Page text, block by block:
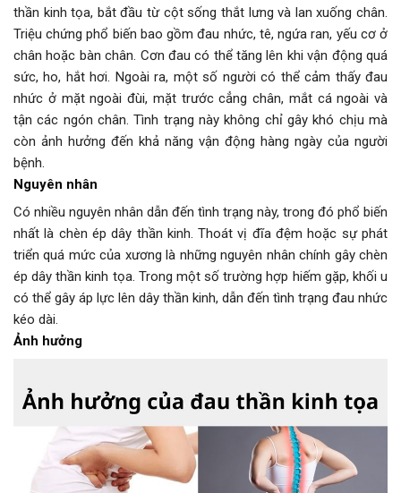
thần kinh tọa, bắt đầu từ cột sống thắt lưng và lan xuống chân.
Triệu chứng phổ biến bao gồm đau nhức, tê, ngứa ran, yếu cơ ở
chân hoặc bàn chân. Cơn đau có thể tăng lên khi vận động quá
sức, ho, hắt hơi. Ngoài ra, một số người có thể cảm thấy đau
nhức ở mặt ngoài đùi, mặt trước cẳng chân, mắt cá ngoài và
tận các ngón chân. Tình trạng này không chỉ gây khó chịu mà
còn ảnh hưởng đến khả năng vận động hàng ngày của người
bệnh.
Nguyên nhân
Có nhiều nguyên nhân dẫn đến tình trạng này, trong đó phổ biến
nhất là chèn ép dây thần kinh. Thoát vị đĩa đệm hoặc sự phát
triển quá mức của xương là những nguyên nhân chính gây chèn
ép dây thần kinh tọa. Trong một số trường hợp hiếm gặp, khối u
có thể gây áp lực lên dây thần kinh, dẫn đến tình trạng đau nhức
kéo dài.
Ảnh hưởng